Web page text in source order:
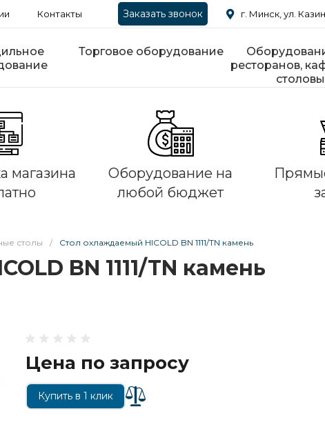
Контакты Заказать звонок г. Минск, ул.
Торговое оборудование
ресторанов,
магазина
Оборудование на
любой бюджет
столы / Стол охлаждаемый HICOLD BN 1111/TN камень
BN 1111/TN камень
Цена по запросу
Купить в 1 клик